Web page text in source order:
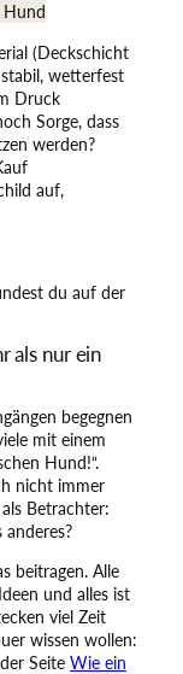
(Deckschicht
wetterfest
Druck
Sorge, dass
werden?
auf,
du auf der
als nur ein
begegnen
mit einem
Hund!“.
nicht immer
Betrachter:
anderes?
beitragen. Alle
und alles ist
viel Zeit
wissen wollen:
Seite Wie ein